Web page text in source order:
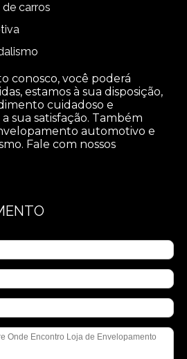
de carros
conosco, você poderá
estamos à sua disposição,
cuidadoso e
sua satisfação. Também
automotivo e
Fale com nossos